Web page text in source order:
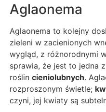
Aglaonema
Aglaonema to kolejny
zieleni w zacienionych
wygląd, z różnorodnymi
sprawia, że jest to jedna
roślin cieniolubnych.
rozproszonym świetle;
czyni, jej kwiaty są